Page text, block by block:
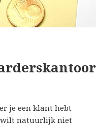
je een klant hebt
wilt natuurlijk niet